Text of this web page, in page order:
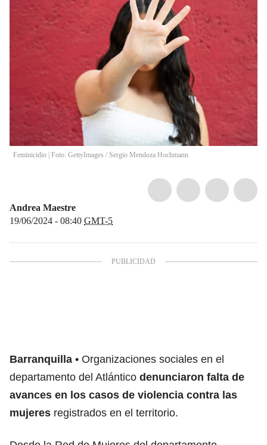
Feminicidio | Foto: GettyImages / Sergio Mendoza Hochmann
Andrea Maestre
19/06/2024 - 08:40 GMT-5
Barranquilla
Organizaciones sociales en el
departamento del Atlántico denunciaron falta de
avances en los casos de violencia contra las
mujeres registrados en el territorio.